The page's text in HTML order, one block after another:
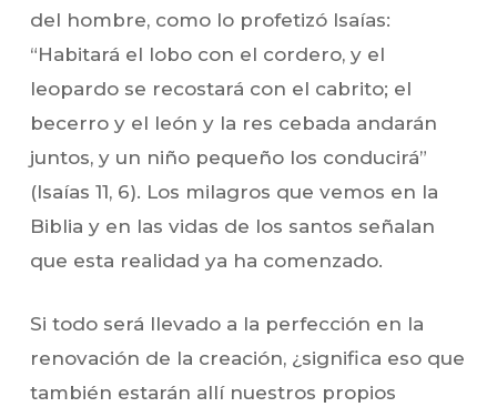
del hombre, como lo profetizó Isaías:
“Habitará el lobo con el cordero, y el
leopardo se recostará con el cabrito; el
becerro y el león y la res cebada andarán
juntos, y un niño pequeño los conducirá”
(Isaías 11, 6). Los milagros que vemos en la
Biblia y en las vidas de los santos señalan
que esta realidad ya ha comenzado.
Si todo será llevado a la perfección en la
renovación de la creación, ¿significa eso que
también estarán allí nuestros propios